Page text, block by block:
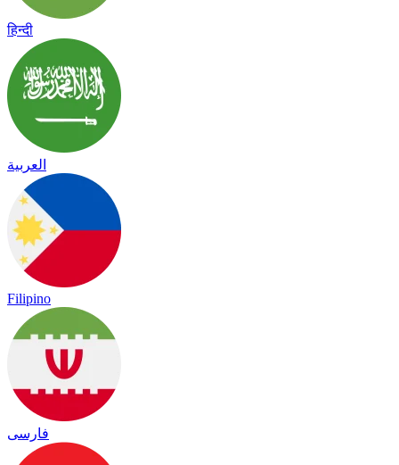
हिन्दी
العربية
Filipino
فارسی